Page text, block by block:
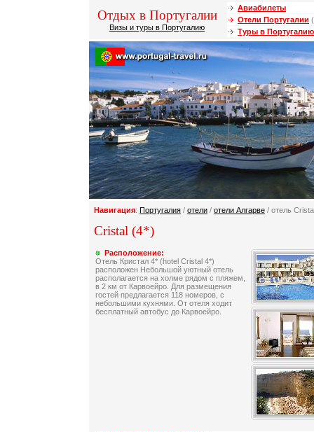
Отдых в Португалии
Визы и туры в Португалию
Авиабилеты
Отели Португалии
Туры в Португалию
Навигация: Португалия / отели / отели Алгарве / отель
Cristal (4*)
Расположение:
Отель Кристал 4* (hotel Cristal 4*)
расположен Небольшой уютный отель
располагается на холме рядом с пляжем,
в 2 км от Карвоейро. Для размещения
гостей предлагается 118 номеров, с
небольшими кухнями. От отеля ходит
бесплатный автобус до Карвоейро.